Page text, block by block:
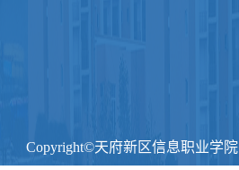
Copyright©天府新区信息职业学院